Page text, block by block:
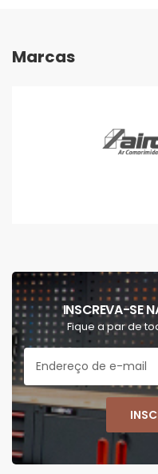
Marcas
INSCREVA-SE
Fique a par de